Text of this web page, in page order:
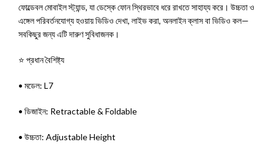
ফোল্ডেবল মোবাইল স্ট্যান্ড, যা ডেস্কে ফোন স্থিরভাবে ধরে রাখতে সাহায্য করে। উচ্চতা ও
এঙ্গেল পরিবর্তনযোগ্য হওয়ায় ভিডিও দেখা, লাইভ করা, অনলাইন ক্লাস বা ভিডিও কল—
সবকিছুর জন্য এটি দারুণ সুবিধাজনক।
⭐ প্রধান বৈশিষ্ট্য
• মডেল: L7
• ডিজাইন: Retractable & Foldable
• উচ্চতা: Adjustable Height